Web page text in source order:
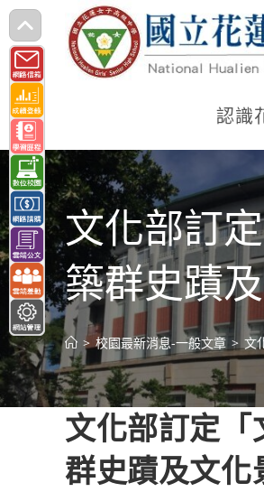
跳
轉
至
主
要
內
容
認識
文化部訂
築群史蹟
> 校園最新消息-一般文章 > 文
文化部訂定
群史蹟及文化